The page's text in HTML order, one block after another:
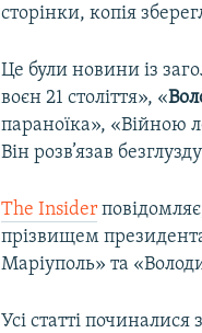
сторінки, копія
Це були новини із
воєн 21 століття», «
параноїка», «Війною
Він розв’язав
The Insider
прізвищем
Маріуполь» та
Усі статті